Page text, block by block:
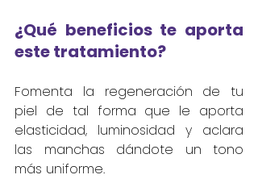
¿Qué beneficios te aporta
este tratamiento?
Fomenta la regeneración de tu
piel de tal forma que le aporta
elasticidad, luminosidad y aclara
las manchas dándote un tono
más uniforme.